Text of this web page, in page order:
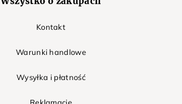
Kontakt
Warunki handlowe
Wysyłka i płatność